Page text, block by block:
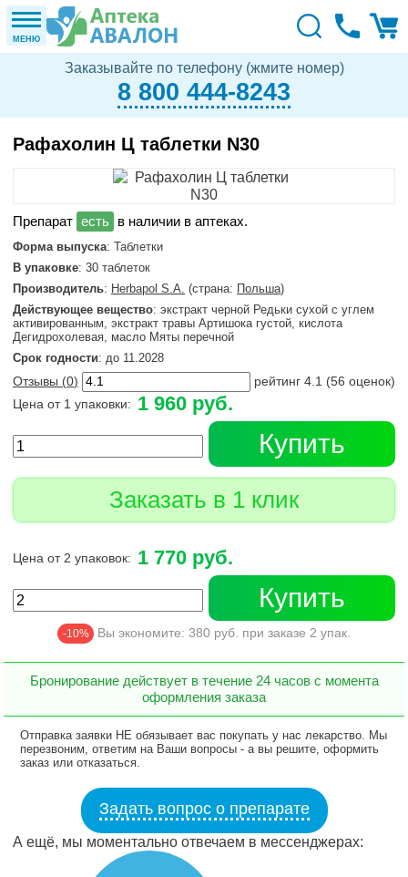
МЕНЮ
Заказывайте по телефону (жмите номер)
8 800 444-8243
Рафахолин Ц таблетки N30
в наличии в аптеках.
Форма выпуска: Таблетки
В упаковке: 30 таблеток
Производитель: Herbapol S.A. (страна: Польша)
Действующее вещество: экстракт черной Редьки сухой с углем
активированным, экстракт травы Артишока густой, кислота
Дегидрохолевая, масло Мяты перечной
Срок годности: до 11.2028
Отзывы (0) рейтинг 4.1 (56 оценок)
Цена от 1 упаковки: 1 960 руб.
Купить
Заказать в 1 клик
Цена от 2 упаковок: 1 770 руб.
Купить
-10% Вы экономите: 380 руб. при заказе 2 упак.
Бронирование действует в течение 24 часов с момента
оформления заказа
Отправка заявки НЕ обязывает вас покупать у нас лекарство. Мы
перезвоним, ответим на Ваши вопросы - а вы решите, оформить
заказ или отказаться.
Задать вопрос о препарате
А ещё, мы моментально отвечаем в мессенджерах: